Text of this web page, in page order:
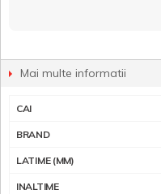
Mai multe informatii
CAI
BRAND
LATIME (MM)
INALTIME